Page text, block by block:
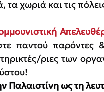
τα χωριά και τις
παντού παρόντες
ριες των
Παλαιστίνη ως τη